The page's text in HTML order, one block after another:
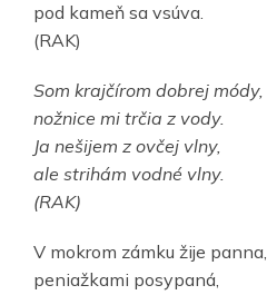
pod kameň sa vsúva.
(RAK)
Som krajčírom dobrej módy,
nožnice mi trčia z vody.
Ja nešijem z ovčej vlny,
ale strihám vodné vlny.
(RAK)
V mokrom zámku žije panna,
peniažkami posypaná,